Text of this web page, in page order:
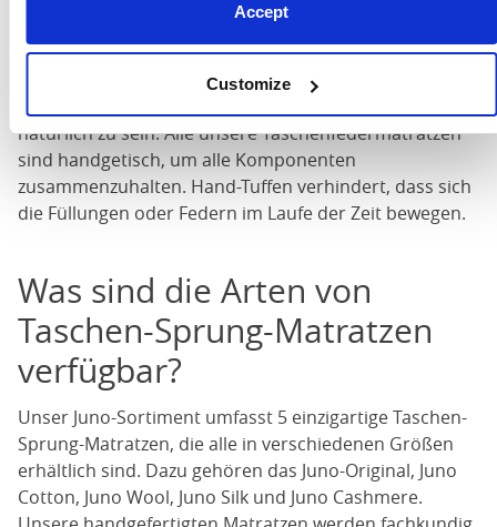
Accept
Customize
Die langanhaltende, traditionelle traditionelle
traditionelle 100% Baumwollabdeckung ergibt diesen
traditionellen Look. Als Teil der Matratze, die der Haut
am nächsten ist, hat es auch einen Vorteil, alles
natürlich zu sein. Alle unsere Taschenfedermatratzen
sind handgetisch, um alle Komponenten
zusammenzuhalten. Hand-Tuffen verhindert, dass sich
die Füllungen oder Federn im Laufe der Zeit bewegen.
Was sind die Arten von
Taschen-Sprung-Matratzen
verfügbar?
Unser Juno-Sortiment umfasst 5 einzigartige Taschen-
Sprung-Matratzen, die alle in verschiedenen Größen
erhältlich sind. Dazu gehören das Juno-Original, Juno
Cotton, Juno Wool, Juno Silk und Juno Cashmere.